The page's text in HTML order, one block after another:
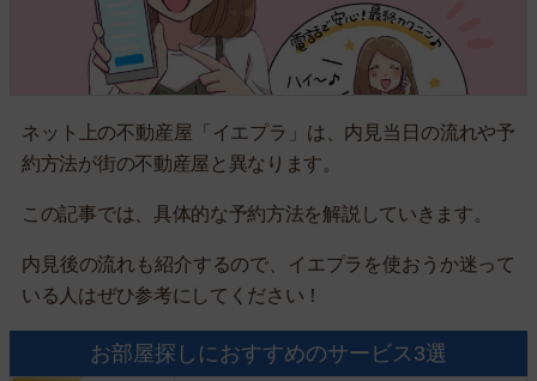
ネット上の不動産屋「イエプラ」は、内見当日の流れや予
約方法が街の不動産屋と異なります。
この記事では、具体的な予約方法を解説していきます。
内見後の流れも紹介するので、イエプラを使おうか迷って
いる人はぜひ参考にしてください！
お部屋探しにおすすめのサービス3選